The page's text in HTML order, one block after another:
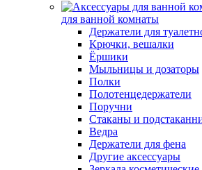
для ванной комнаты
Держатели для
Крючки, вешалки
Ёршики
Мыльницы и дозаторы
Полки
Полотенцедержатели
Поручни
Стаканы и
Ведра
Держатели для фена
Другие аксессуары